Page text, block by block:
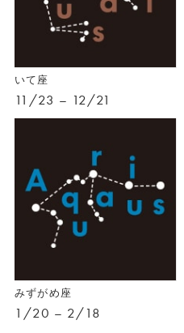
いて座
11/23 – 12/21
みずがめ座
1/20 – 2/18